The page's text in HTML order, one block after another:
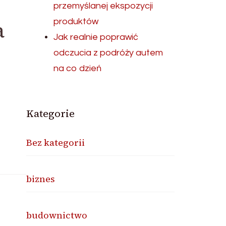
przemyślanej ekspozycji
produktów
Jak realnie poprawić
odczucia z podróży autem
na co dzień
Kategorie
Bez kategorii
biznes
budownictwo